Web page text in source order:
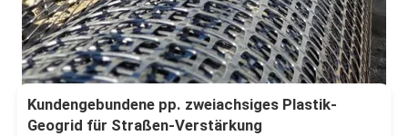
Kundengebundene pp. zweiachsiges Plastik-
Geogrid für Straßen-Verstärkung